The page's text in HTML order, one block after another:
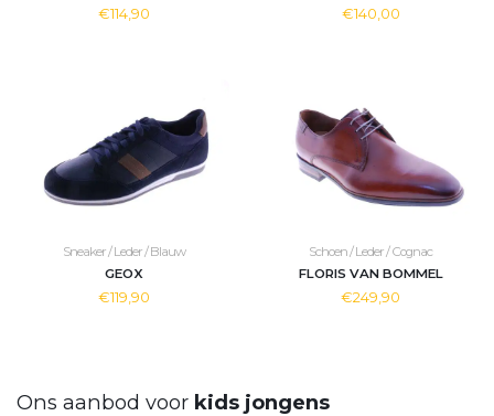
€114,90 €140,00
Sneaker / Leder / Blauw
GEOX
€119,90
Schoen / Leder / Cognac
FLORIS VAN BOMMEL
€249,90
Ons aanbod voor kids jongens